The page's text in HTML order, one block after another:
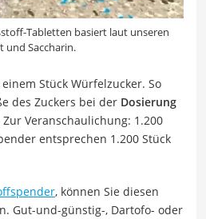
Tabletten basiert laut unseren
und Saccharin.
Stück Würfelzucker. So
des Zuckers bei der Dosierung
Zur Veranschaulichung: 1.200
entsprechen 1.200 Stück
, können Sie diesen
Gut-und-günstig-, Dartofo- oder